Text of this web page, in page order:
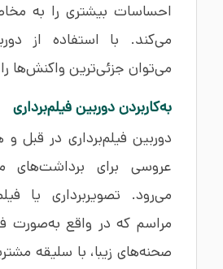
احساسات بیشتری را به
می‌کند. با استفاده از
می‌توان جزئی‌ترین واکنش‌ها
به‌کاربردن دوربین فیلم‌برداری
دوربین فیلم‌برداری در قبل و
عروسی برای برداشت‌های
می‌رود. تصویربرداری یا
مراسم که در واقع به‌صورت
صحنه‌های زیبا، با سلیقه